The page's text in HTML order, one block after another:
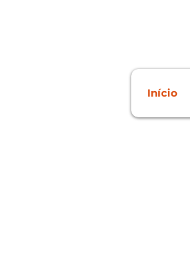
Início